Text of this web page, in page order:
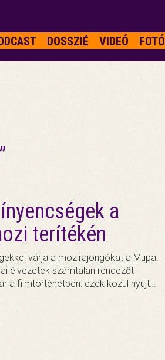
DOSSZIÉ VIDEÓ FOTÓ
a
terítékén
várja a mozirajongókat a Müpa.
élvezetek számtalan rendezőt
a filmtörténetben: ezek közül nyújt…